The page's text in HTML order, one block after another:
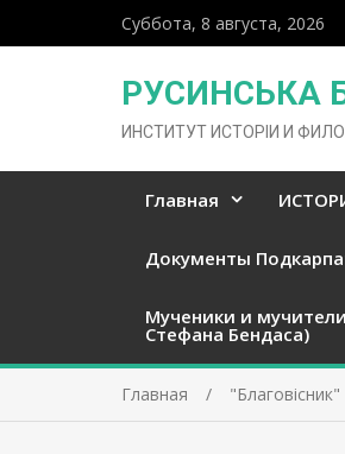
Суббота, 8 августа, 2026
РУСИНСЬКА
ИНСТИТУТ ИСТОРІИ И
Главная
Документы
Мученики и
Стефана Бендаса)
Главная